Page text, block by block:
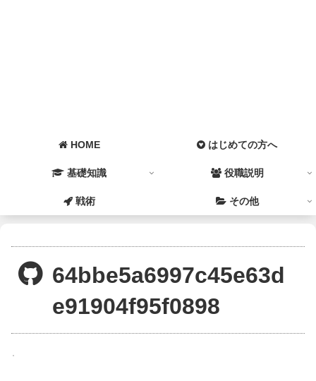
HOME はじめての方へ
基礎知識 役職説明
戦術 その他
64bbe5a6997c45e63d
e91904f95f0898